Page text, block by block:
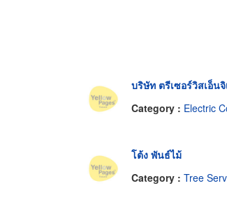
บริษัท ตรีเซอร์วิสเอ็น
Category : Electric
โต้ง พันธ์ไม้
Category : Tree